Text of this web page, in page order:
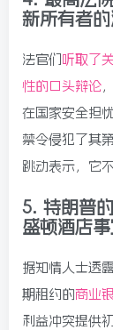
新所有者的
法官们 听取了
性的口头辩论
在国家安全担
禁令侵犯了其
跳动表示，它
5. 特朗普
盛顿酒店事
据知情人士透
期租约的商业
利益冲突提供